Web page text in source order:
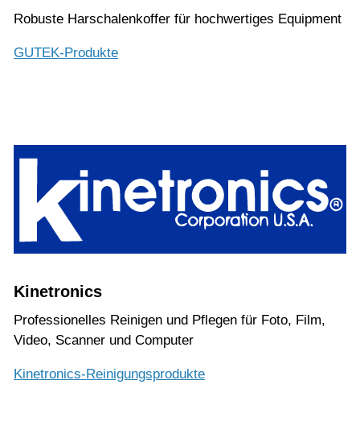
Robuste Harschalenkoffer für hochwertiges Equipment
GUTEK-Produkte
Kinetronics
Professionelles Reinigen und Pflegen für Foto, Film,
Video, Scanner und Computer
Kinetronics-Reinigungsprodukte